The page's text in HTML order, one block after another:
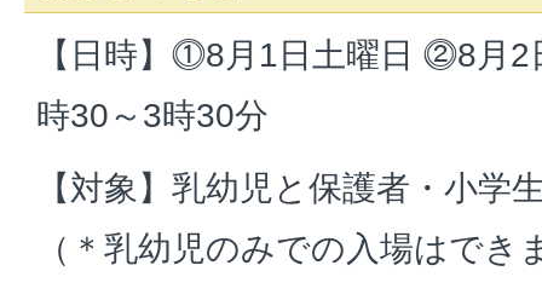
【日時】⓵8月1日土曜日 ⓶8月2
時30～3時30分
【対象】乳幼児と保護者・小学
（＊乳幼児のみでの入場はでき